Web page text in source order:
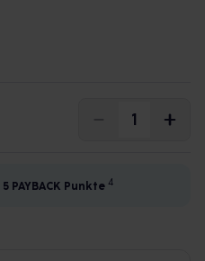
5 PAYBACK Punkte 4